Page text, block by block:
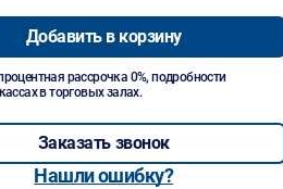
Добавить в корзину
рассрочка 0%, подробности
в торговых залах.
Заказать звонок
Нашли ошибку?